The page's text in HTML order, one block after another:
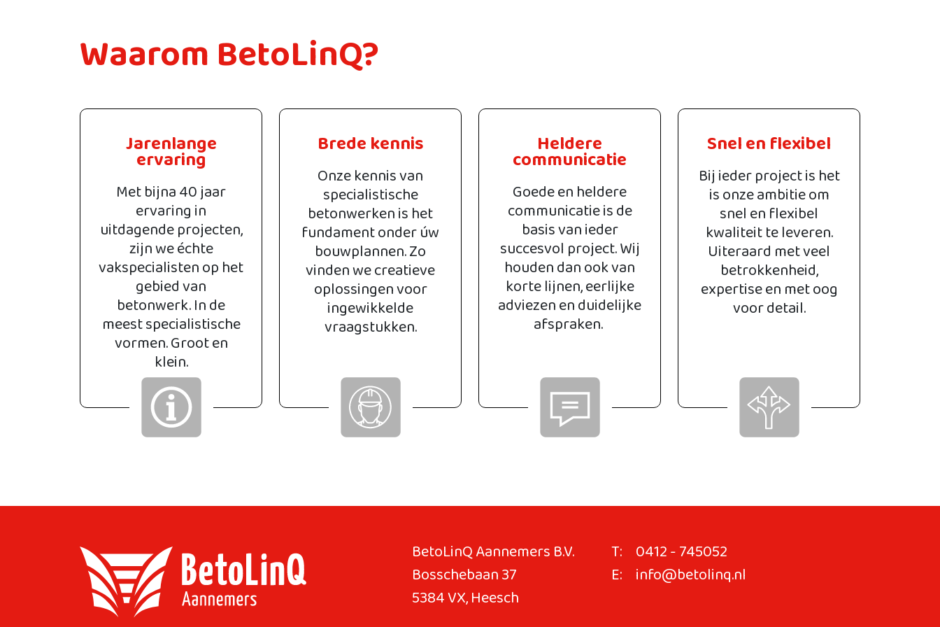
Waarom BetoLinQ?
Jarenlange
ervaring
Met bijna 40 jaar
ervaring in
uitdagende projecten,
zijn we échte
vakspecialisten op het
gebied van
betonwerk. In de
meest specialistische
vormen. Groot en
klein.
Brede kennis
Onze kennis van
specialistische
betonwerken is het
fundament onder úw
bouwplannen. Zo
vinden we creatieve
oplossingen voor
ingewikkelde
vraagstukken.
Heldere
communicatie
Goede en heldere
communicatie is de
basis van ieder
succesvol project. Wij
houden dan ook van
korte lijnen, eerlijke
adviezen en duidelijke
afspraken.
Snel en flexibel
Bij ieder project is het
is onze ambitie om
snel en flexibel
kwaliteit te leveren.
Uiteraard met veel
betrokkenheid,
expertise en met oog
voor detail.
BetoLinQ Aannemers B.V.
Bosschebaan 37
5384 VX, Heesch
T: 0412 - 745052
E: info@betolinq.nl